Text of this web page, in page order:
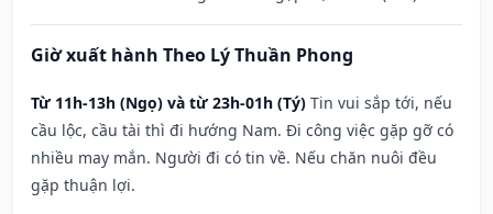
Giờ xuất hành Theo Lý Thuần Phong
Từ 11h-13h (Ngọ) và từ 23h-01h (Tý) Tin vui sắp tới, nếu
cầu lộc, cầu tài thì đi hướng Nam. Đi công việc gặp gỡ có
nhiều may mắn. Người đi có tin về. Nếu chăn nuôi đều
gặp thuận lợi.